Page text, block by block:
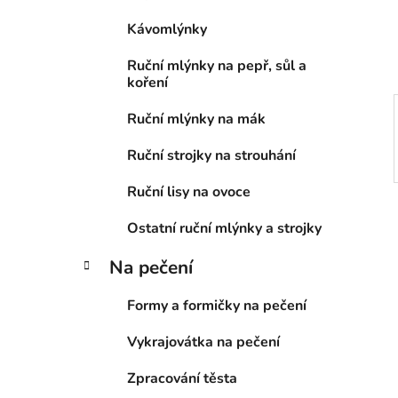
Kávomlýnky
Ruční mlýnky na pepř, sůl a
koření
Ruční mlýnky na mák
Ruční strojky na strouhání
Ruční lisy na ovoce
Ostatní ruční mlýnky a strojky
Na pečení
Formy a formičky na pečení
Vykrajovátka na pečení
Zpracování těsta